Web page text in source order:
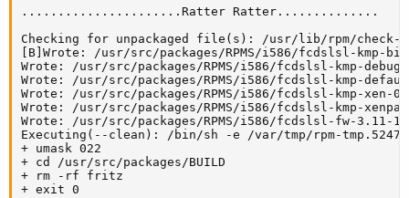
......................Ratter Ratter..............
Checking for unpackaged file(s): /usr/lib/rpm/
[B]Wrote: /usr/src/packages/RPMS/i586/fcdslsl-kmp-
Wrote: /usr/src/packages/RPMS/i586/fcdslsl-kmp-
Wrote: /usr/src/packages/RPMS/i586/fcdslsl-kmp-
Wrote: /usr/src/packages/RPMS/i586/fcdslsl-kmp-xen-
Wrote: /usr/src/packages/RPMS/i586/fcdslsl-kmp-
Wrote: /usr/src/packages/RPMS/i586/fcdslsl-fw-3.11-
Executing(--clean): /bin/sh -e /var/tmp/rpm-tmp.5247
+ umask 022
+ cd /usr/src/packages/BUILD
+ rm -rf fritz
+ exit 0